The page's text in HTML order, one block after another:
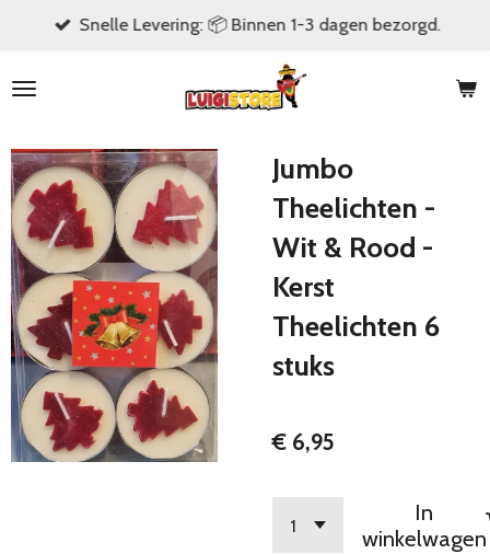
naar
hoofdinhoud
Snelle Levering: 📦 Binnen 1-3 dagen bezorgd.
Jumbo
Theelichten -
Wit & Rood -
Kerst
Theelichten 6
stuks
€ 6,95
In
winkelwagen